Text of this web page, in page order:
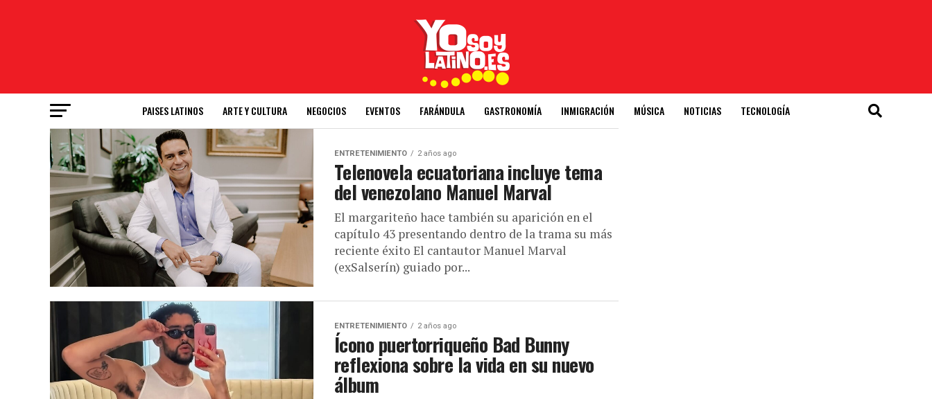
PAISES LATINOS ARTE Y CULTURA NEGOCIOS EVENTOS FARÁNDULA GASTRONOMÍA INMIGRACIÓN MÚSICA NOTICIAS TECNOLOGÍA
ENTRETENIMIENTO 2 años ago
Telenovela ecuatoriana incluye tema
del venezolano Manuel Marval
El margariteño hace también su aparición en el
capítulo 43 presentando dentro de la trama su más
reciente éxito El cantautor Manuel Marval
(exSalserín) guiado por...
ENTRETENIMIENTO 2 años ago
Ícono puertorriqueño Bad Bunny
reflexiona sobre la vida en su nuevo
álbum